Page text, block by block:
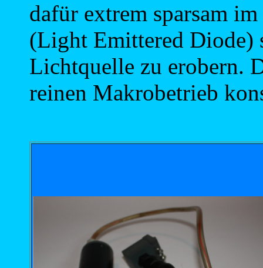
dafür extrem sparsam
(Light Emittered Diode)
Lichtquelle zu erobern.
reinen Makrobetrieb